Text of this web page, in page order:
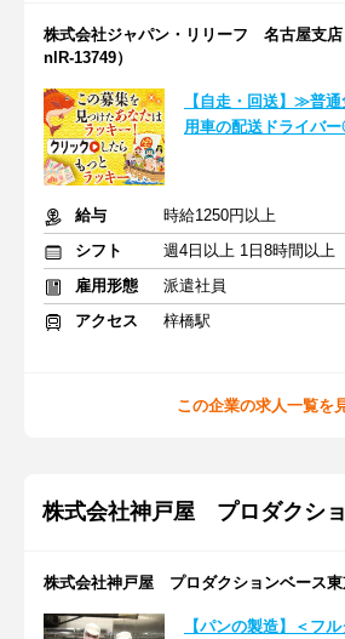
株式会社ジャパン・リリーフ 名古屋支
nlR-13749）
【自走・回送】≫普
用車の配送ドライバ
給与
時給1250円以上
シフト
週4日以上 1日8時間以上
雇用形態
派遣社員
アクセス
梓橋駅
この企業の求人一覧を
株式会社神戸屋 プロダクシ
株式会社神戸屋 プロダクションベース東
【パンの製造】＜フ